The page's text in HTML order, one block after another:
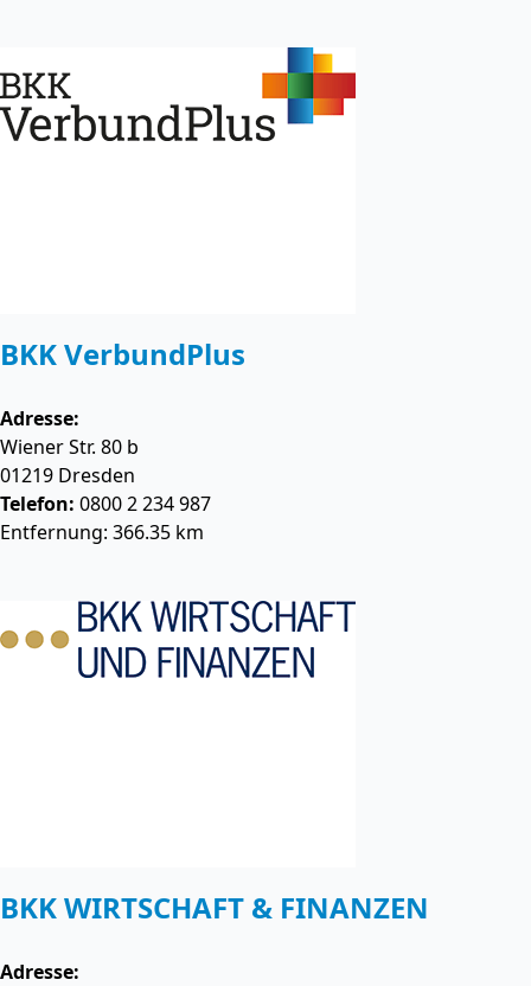
BKK VerbundPlus
Adresse:
Wiener Str. 80 b
01219 Dresden
Telefon: 0800 2 234 987
Entfernung: 366.35 km
BKK WIRTSCHAFT & FINANZEN
Adresse: